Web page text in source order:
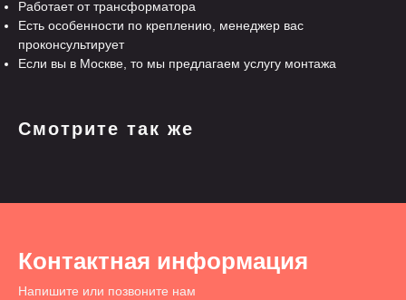
Работает от трансформатора
Есть особенности по креплению, менеджер вас
проконсультирует
Если вы в Москве, то мы предлагаем услугу монтажа
Смотрите так же
Контактная информация
Напишите или позвоните нам